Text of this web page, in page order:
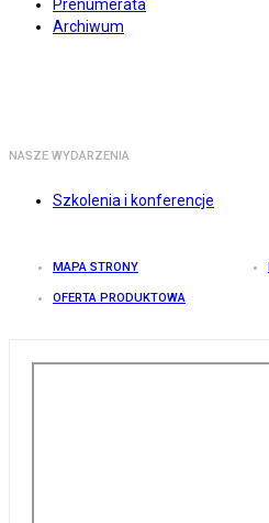
Prenumerata
Archiwum
NASZE WYDARZENIA
Szkolenia i konferencje
MAPA STRONY
OFERTA PRODUKTOWA